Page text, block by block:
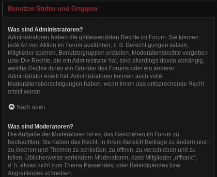
Benutzer-Stufen und Gruppen
Was sind Administratoren?
Administratoren haben die umfassendsten Rechte im Forum. Sie können
jede Art von Aktion im Forum ausführen; z. B. Berechtigungen setzen,
Mitglieder sperren, Benutzergruppen erstellen, Moderationsrechte vergeben
usw. Die Rechte, die ein Administrator hat, sind allerdings davon abhängig,
welche Rechte ihnen ein Gründer des Forums oder ein anderer
Administrator erteilt hat. Administratoren können auch volle
Moderationsberechtigungen haben, wenn ihnen das entsprechende Recht
erteilt wurde.
Nach oben
Was sind Moderatoren?
Die Aufgabe der Moderatoren ist es, das Geschehen im Forum zu
beobachten. Sie haben das Recht, in ihrem Bereich Beiträge zu ändern und
zu löschen und Themen zu schließen, zu öffnen, zu verschieben und zu
teilen. Üblicherweise verhindern Moderatoren, dass Mitglieder „offtopic“,
d. h. etwas nicht zum Thema Passendes, oder Beleidigendes bzw.
Angreifendes schreiben.